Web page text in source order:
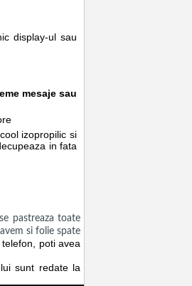
display-ul sau
mesaje sau
izopropilic si
in fata
pastreaza toate
si folie spate
poti avea
sunt redate la